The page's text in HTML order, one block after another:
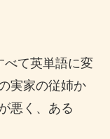
べて英単語に変
実家の従姉か
悪く、ある